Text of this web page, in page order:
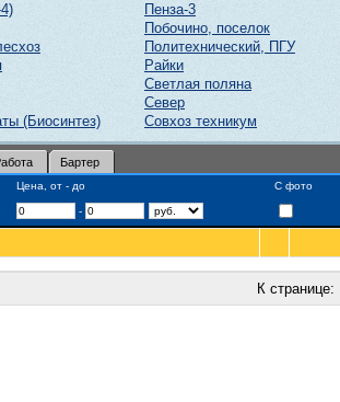
(Биосинтез)
Пенза-3
Побочино, поселок
Политехнический, ПГУ
Райки
Светлая поляна
Север
Совхоз техникум
Бартер
Цена, от - до С фото
-
К странице: